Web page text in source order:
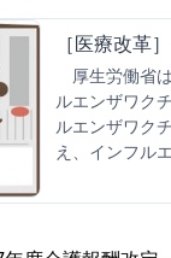
［医療改革
厚生労働省
ルエンザワク
ルエンザワク
え、インフル